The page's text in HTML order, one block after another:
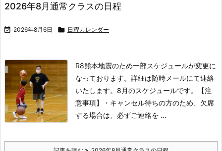
2026年8月通常クラスの日程
 2026年8月6日  日程カレンダー
R8熊本地震のため一部スケジュールが変更に
なっております。 詳細は随時メールにて連絡
いたします。 8月のスケジュールです。
【注
意事項】
・キャンセル待ちの方のため、欠席
する場合は、必ずご連絡を ...